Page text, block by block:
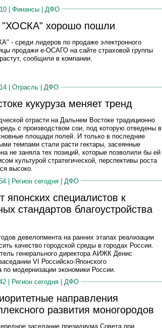
| Финансы | ДФО
хорошо пошли
- среди лидеров по продаже электронного
продажи е-ОСАГО на сайте страховой группы
сообщили в компании.
| Отрасль ДФО
кукуруза меняет тренд
отрасти на Дальнем Востоке традиционно
с производством сои, под которую отведены в
площади полей. И только в последние
темпами стали расти гектары, засеянные
не заняла тех позиций, которые позволили бы ей
культурой стратегической, перспективы роста
высоко.
| Регион сегодня | ДФО
специалистов к
стандартов благоустройства
девелопмента на ранних этапах реализации
качество городской среды в городах России.
генерального директора АИЖК Денис
VI Российско-Японского
по модернизации экономики России.
|
Регион сегодня ДФО
направления
развития моногородов
заседание президиума Совета при